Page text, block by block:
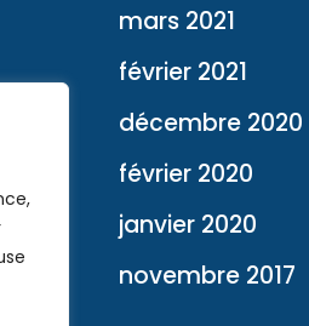
mars 2021
février 2021
décembre 2020
février 2020
janvier 2020
novembre 2017